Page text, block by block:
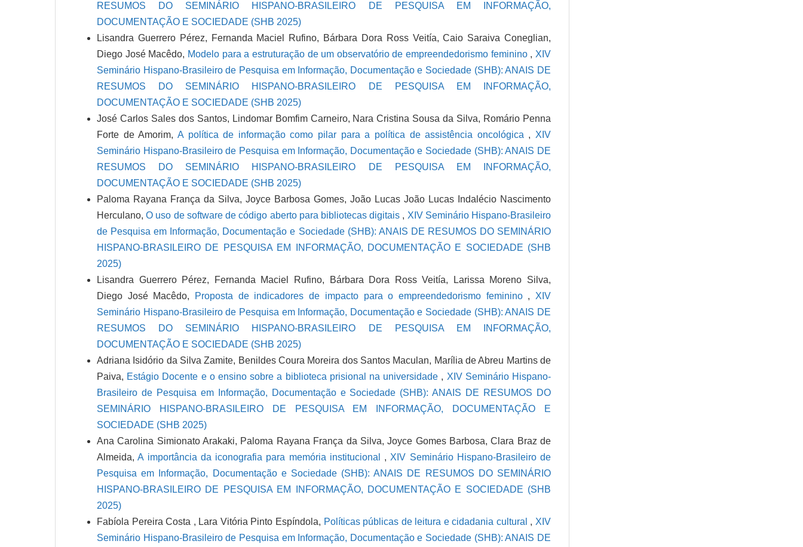
RESUMOS DO SEMINÁRIO HISPANO-BRASILEIRO DE PESQUISA EM INFORMAÇÃO,
DOCUMENTAÇÃO E SOCIEDADE (SHB 2025)
Lisandra Guerrero Pérez, Fernanda Maciel Rufino, Bárbara Dora Ross Veitía, Caio Saraiva Coneglian,
Diego José Macêdo, Modelo para a estruturação de um observatório de empreendedorismo feminino , XIV
Seminário Hispano-Brasileiro de Pesquisa em Informação, Documentação e Sociedade (SHB): ANAIS DE
RESUMOS DO SEMINÁRIO HISPANO-BRASILEIRO DE PESQUISA EM INFORMAÇÃO,
DOCUMENTAÇÃO E SOCIEDADE (SHB 2025)
José Carlos Sales dos Santos, Lindomar Bomfim Carneiro, Nara Cristina Sousa da Silva, Romário Penna
Forte de Amorim, A política de informação como pilar para a política de assistência oncológica , XIV
Seminário Hispano-Brasileiro de Pesquisa em Informação, Documentação e Sociedade (SHB): ANAIS DE
RESUMOS DO SEMINÁRIO HISPANO-BRASILEIRO DE PESQUISA EM INFORMAÇÃO,
DOCUMENTAÇÃO E SOCIEDADE (SHB 2025)
Paloma Rayana França da Silva, Joyce Barbosa Gomes, João Lucas João Lucas Indalécio Nascimento
Herculano,O uso de software de código aberto para bibliotecas digitais , XIV Seminário Hispano-Brasileiro
de Pesquisa em Informação, Documentação e Sociedade (SHB): ANAIS DE RESUMOS DO SEMINÁRIO
HISPANO-BRASILEIRO DE PESQUISA EM INFORMAÇÃO, DOCUMENTAÇÃO E SOCIEDADE (SHB
2025)
Lisandra Guerrero Pérez, Fernanda Maciel Rufino, Bárbara Dora Ross Veitía, Larissa Moreno Silva,
Diego José Macêdo,
Proposta de indicadores de impacto para o empreendedorismo feminino , XIV
Seminário Hispano-Brasileiro de Pesquisa em Informação, Documentação e Sociedade (SHB): ANAIS DE
RESUMOS DO SEMINÁRIO HISPANO-BRASILEIRO DE PESQUISA EM INFORMAÇÃO,
DOCUMENTAÇÃO E SOCIEDADE (SHB 2025)
Adriana Isidório da Silva Zamite, Benildes Coura Moreira dos Santos Maculan, Marília de Abreu Martins de
Paiva, Estágio Docente e o ensino sobre a biblioteca prisional na universidade , XIV Seminário Hispano-
Brasileiro de Pesquisa em Informação, Documentação e Sociedade (SHB): ANAIS DE RESUMOS DO
SEMINÁRIO HISPANO-BRASILEIRO DE PESQUISA EM INFORMAÇÃO, DOCUMENTAÇÃO E
SOCIEDADE (SHB 2025)
Ana Carolina Simionato Arakaki, Paloma Rayana França da Silva, Joyce Gomes Barbosa, Clara Braz de
Almeida,A importância da iconografia para memória institucional , XIV Seminário Hispano-Brasileiro de
Pesquisa em Informação, Documentação e Sociedade (SHB): ANAIS DE RESUMOS DO SEMINÁRIO
HISPANO-BRASILEIRO DE PESQUISA EM INFORMAÇÃO, DOCUMENTAÇÃO E SOCIEDADE (SHB
2025)
Fabíola Pereira Costa , Lara Vitória Pinto Espíndola, Políticas públicas de leitura e cidadania cultural , XIV
Seminário Hispano-Brasileiro de Pesquisa em Informação, Documentação e Sociedade (SHB): ANAIS DE